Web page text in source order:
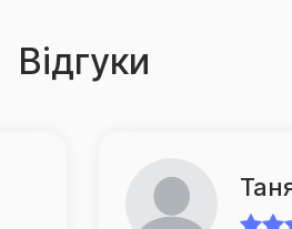
провідні позиції на ринку як
договорів страхування, так і
підсумками 2025 року
утримувати лідерство на
Відгуки
Таня